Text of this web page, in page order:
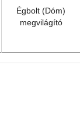
Égbolt (Dóm)
megvilágító